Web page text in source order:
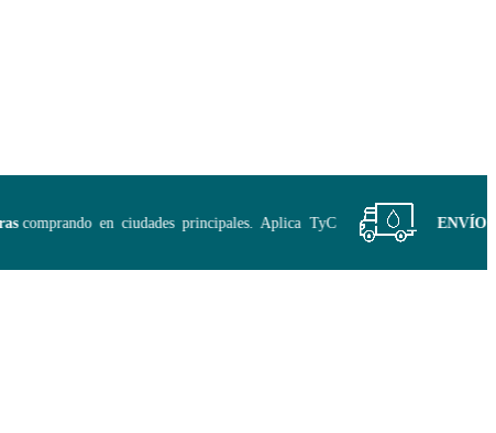
comprando en ciudades principales. Aplica TyC ENVÍO